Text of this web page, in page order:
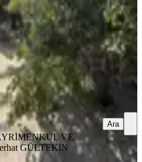
DANIŞMANLIĞISerhat
VE
GÜLTEKİN
Ara